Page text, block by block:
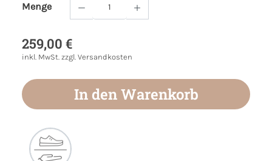
Menge
Produkt Anzahl: Gib den gewünschten
259,00 €
inkl. MwSt. zzgl. Versandkosten
In den Warenkorb